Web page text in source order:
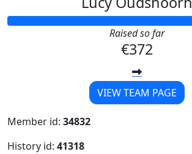
Raised so far
€372
VIEW TEAM PAGE
Member id: 34832
History id: 41318